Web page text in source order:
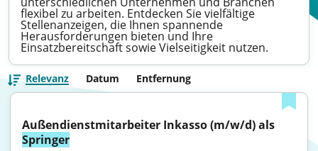
flexibel zu arbeiten. Entdecken Sie vielfältige
Stellenanzeigen, die Ihnen spannende
Herausforderungen bieten und Ihre
Einsatzbereitschaft sowie Vielseitigkeit nutzen.
Relevanz Datum Entfernung
Springer